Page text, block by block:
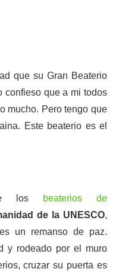
que su Gran Beaterio
confieso que a mi todos
mucho. Pero tengo que
Este beaterio es el
los
beaterios de
de la UNESCO,
un remanso de paz.
y rodeado por el muro
cruzar su puerta es